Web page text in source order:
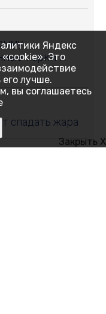
парки и
спадать жара
Закрыть X
Яндекс
Это
лучше.
вы соглашаетесь